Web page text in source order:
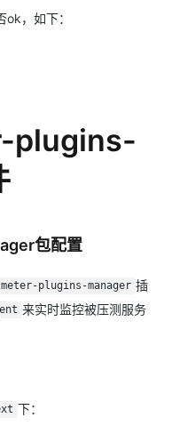
，如下：
plugins-
包配置
plugins-manager 插
来实时监控被压测服务
下：